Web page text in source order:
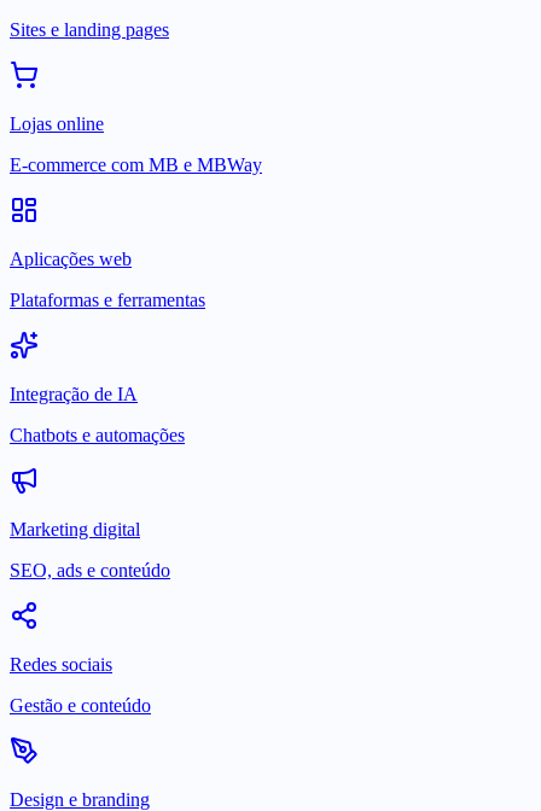
Sites e landing pages
Lojas online
E-commerce com MB e MBWay
Aplicações web
Plataformas e ferramentas
Integração de IA
Chatbots e automações
Marketing digital
SEO, ads e conteúdo
Redes sociais
Gestão e conteúdo
Design e branding